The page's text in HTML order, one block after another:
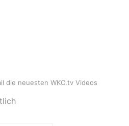
die neuesten WKO.tv Videos